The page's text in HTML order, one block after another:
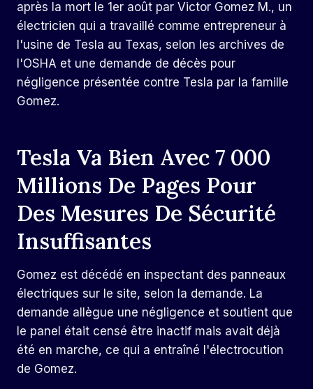
après la mort le 1er août par Victor Gomez M., un
électricien qui a travaillé comme entrepreneur à
l'usine de Tesla au Texas, selon les archives de
l'OSHA et une demande de décès pour
négligence présentée contre Tesla par la famille
Gomez.
Tesla Va Bien Avec 7 000
Millions De Pages Pour
Des Mesures De Sécurité
Insuffisantes
Gomez est décédé en inspectant des panneaux
électriques sur le site, selon la demande. La
demande allègue une négligence et soutient que
le panel était censé être inactif mais avait déjà
été en marche, ce qui a entraîné l'électrocution
de Gomez.